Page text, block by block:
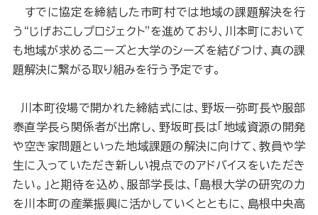
すでに協定を締結した市町村では地域の課題解決を行
う“じげおこしプロジェクト”を進めており、川本町において
も地域が求めるニーズと大学のシーズを結びつけ、真の課
題解決に繋がる取り組みを行う予定です。
川本町役場で開かれた締結式には、野坂一弥町長や服部
泰直学長ら関係者が出席し、野坂町長は「地域資源の開発
や空き家問題といった地域課題の解決に向けて、教員や学
生に入っていただき新しい視点でのアドバイスをいただき
たい。」と期待を込め、服部学長は、「島根大学の研究の力
を川本町の産業振興に活かしていくとともに、島根中央高